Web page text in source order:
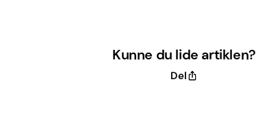
Kunne du lide artiklen?
Del